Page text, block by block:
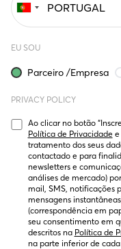
EU SOU
Parceiro /Empresa
PRIVACY POLICY
Política de Privacidade e
tratamento dos seus
contactado e para
newsletters e
análises de mercado)
mail, SMS, notificações
mensagens
(correspondência em
seu consentimento em
descritos na Política de
na parte inferior de